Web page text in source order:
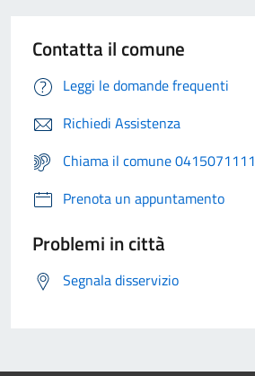
Contatta il comune
Leggi le domande frequenti
Richiedi Assistenza
Chiama il comune 0415071111
Prenota un appuntamento
Problemi in città
Segnala disservizio